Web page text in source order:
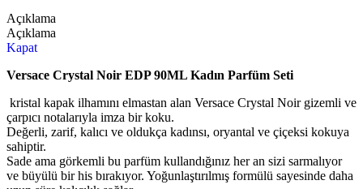
Açıklama
Açıklama
Kapat
Versace Crystal Noir EDP 90ML Kadın Parfüm Seti
kristal kapak ilhamını elmastan alan Versace Crystal Noir gizemli ve
çarpıcı notalarıyla imza bir koku.
Değerli, zarif, kalıcı ve oldukça kadınsı, oryantal ve çiçeksi kokuya
sahiptir.
Sade ama görkemli bu parfüm kullandığınız her an sizi sarmalıyor
ve büyülü bir his bırakıyor. Yoğunlaştırılmış formülü sayesinde daha